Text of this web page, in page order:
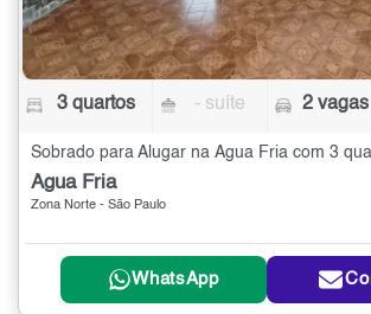
3 quartos - suíte 2 vagas
Sobrado para Alugar na Água Fria com 3
Água Fria
Zona Norte - São Paulo
WhatsApp